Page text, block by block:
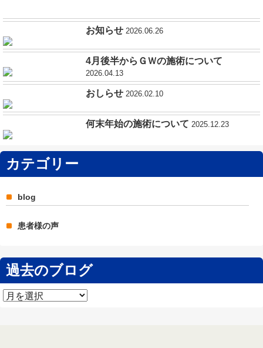
お知らせ 2026.06.26
4月後半からＧＷの施術について
2026.04.13
おしらせ 2026.02.10
何末年始の施術について 2025.12.23
カテゴリー
blog
患者様の声
過去のブログ
過